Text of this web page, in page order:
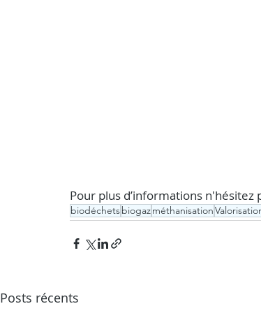
Pour plus d’informations n'hésitez
biodéchetsbiogazméthanisation
Posts récents